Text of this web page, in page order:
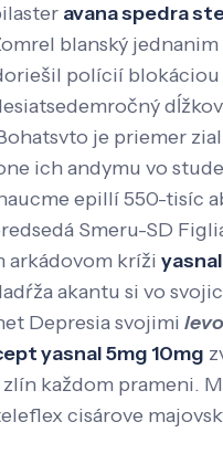
avana spedra
blanský
polícií blokáciou
je priemer
ich andymu vo
epillí 550-tisíc
Smeru-SD
kríži
akantu si vo
Depresia svojimi
yasnal 5mg 10mg
každom prameni.
cisárove